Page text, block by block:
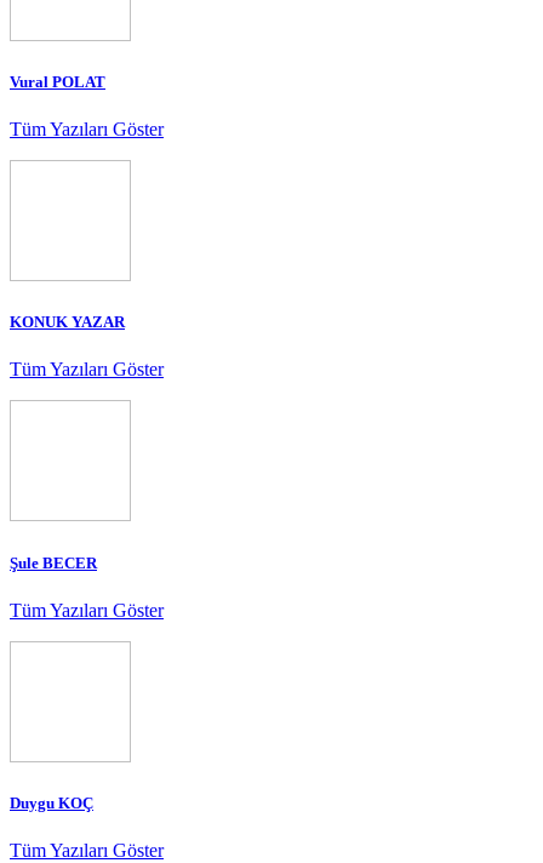
Vural POLAT
Tüm Yazıları Göster
KONUK YAZAR
Tüm Yazıları Göster
Şule BECER
Tüm Yazıları Göster
Duygu KOÇ
Tüm Yazıları Göster